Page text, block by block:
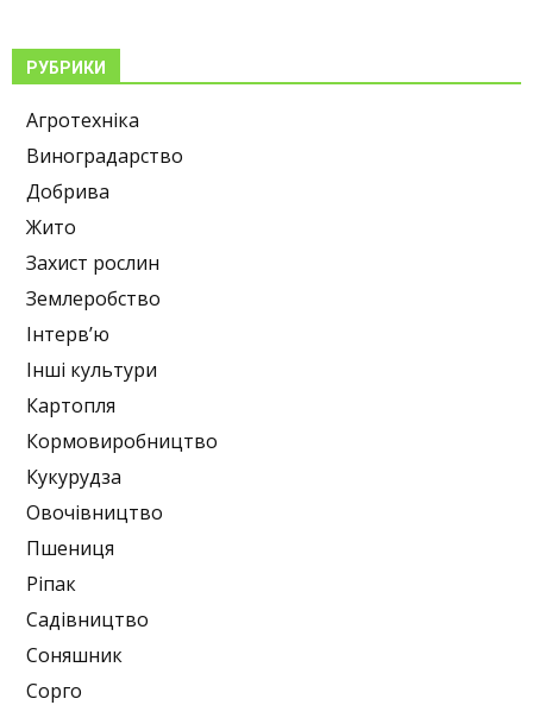
РУБРИКИ
Агротехніка
Виноградарство
Добрива
Жито
Захист рослин
Землеробство
Інтерв’ю
Інші культури
Картопля
Кормовиробництво
Кукурудза
Овочівництво
Пшениця
Ріпак
Садівництво
Соняшник
Сорго